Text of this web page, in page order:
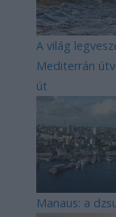
A világ
Mediterrán
út
Manaus: a